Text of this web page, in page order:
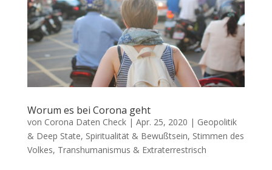
Worum es bei Corona geht
von Corona Daten Check| Apr. 25, 2020 | Geopolitik
& Deep State, Spiritualität & Bewußtsein, Stimmen des
Volkes, Transhumanismus & Extraterrestrisch